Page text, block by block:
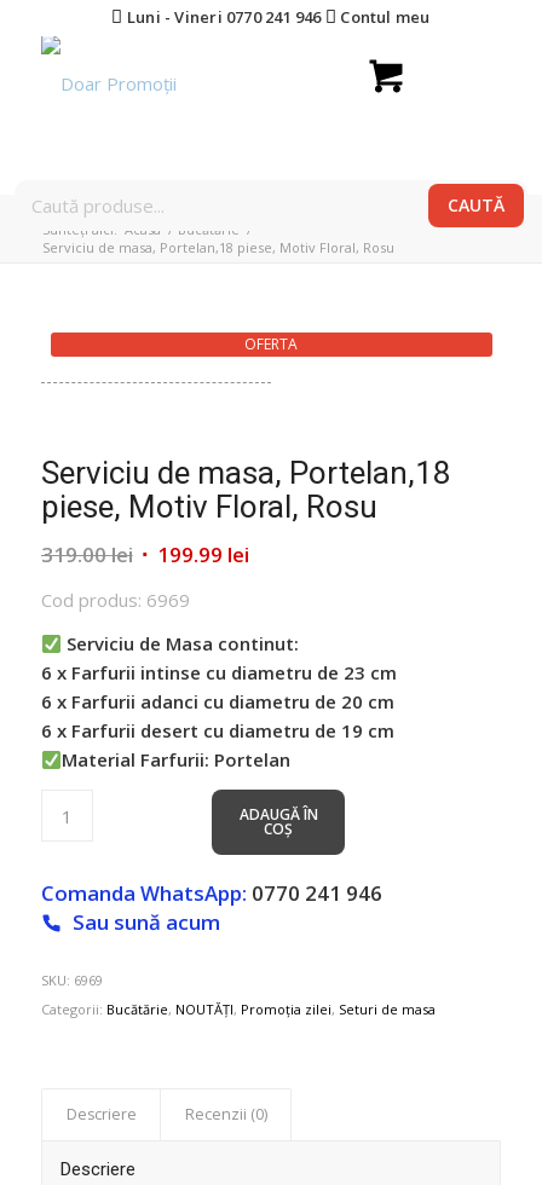
Luni - Vineri 0770 241 946 Contul meu
Sunteți aici: Acasa / Bucătărie /
Serviciu de masa, Portelan,18 piese, Motiv Floral, Rosu
OFERTA
Serviciu de masa, Portelan,18
piese, Motiv Floral, Rosu
319.00lei Prețul
a
fost:
319.00 lei.
199.99 leiPrețul
199.99 lei.
Cod produs: 6969
Serviciu de Masa continut:
6 x Farfurii intinse cu diametru de 23 cm
6 x Farfurii adanci cu diametru de 20 cm
6 x Farfurii desert cu diametru de 19 cm
Material Farfurii: Portelan
ADAUGĂ ÎN
COȘ
Comanda WhatsApp: 0770 241 946
Sau sună acum
SKU: 6969
Categorii: Bucătărie, NOUTĂȚI, Promoția zilei, Seturi de masa
Descriere Recenzii (0)
Descriere